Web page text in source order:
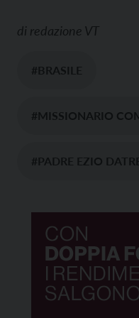
di redazione VT
#BRASILE
#MISSIONARIO
#PADRE EZIO